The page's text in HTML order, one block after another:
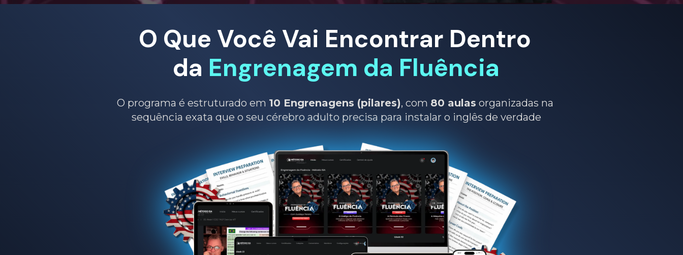
O Que Você Vai Encontrar Dentro
da Engrenagem da Fluência
O programa é estruturado em 10 Engrenagens (pilares), com 80 aulas organizadas na
sequência exata que o seu cérebro adulto precisa para instalar o inglês de verdade